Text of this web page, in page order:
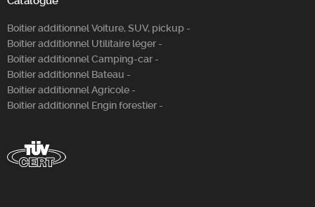
Boitier additionnel Voiture, SUV, pickup -
Boitier additionnel Utilitaire léger -
Boitier additionnel Camping-car -
Boitier additionnel Bateau -
Boitier additionnel Agricole -
Boitier additionnel Engin forestier -